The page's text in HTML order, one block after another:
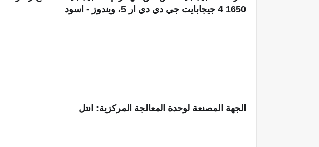
1650 4 جيجابايت جي دي دي ار 5، ويندوز - اسود
الجهة المصنعة لوحدة المعالجة المركزية: انتل‎